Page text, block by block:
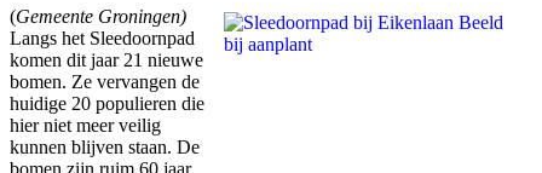
(Gemeente Groningen)
Langs het Sleedoornpad
komen dit jaar 21 nieuwe
bomen. Ze vervangen de
huidige 20 populieren die
hier niet meer veilig
kunnen blijven staan. De